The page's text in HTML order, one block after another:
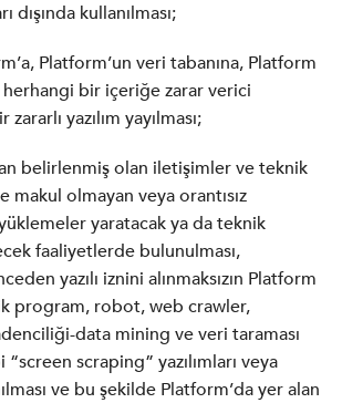
dışında kullanılması;
Platform’un veri tabanına, Platform
bir içeriğe zarar verici
yazılım yayılması;
belirlenmiş olan iletişimler ve teknik
makul olmayan veya orantısız
yaratacak ya da teknik
faaliyetlerde bulunulması,
yazılı iznini alınmaksızın Platform
program, robot, web crawler,
data mining ve veri taraması
scraping” yazılımları veya
ve bu şekilde Platform’da yer alan